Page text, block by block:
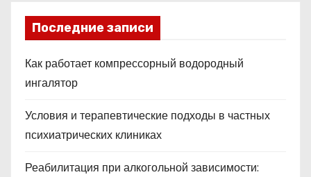
Последние записи
Как работает компрессорный водородный
ингалятор
Условия и терапевтические подходы в частных
психиатрических клиниках
Реабилитация при алкогольной зависимости: